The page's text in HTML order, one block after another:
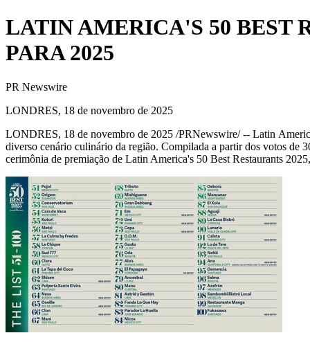
LATIN AMERICA'S 50 BEST
PARA 2025
PR Newswire
LONDRES, 18 de novembro de 2025
LONDRES, 18 de novembro de 2025 /PRNewswire/ -- Latin
diverso cenário culinário da região. Compilada a partir dos votos de
cerimônia de premiação de Latin America's 50 Best Restaurants